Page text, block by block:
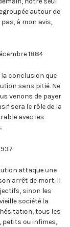
autour de
à mon avis,
1884
conclusion que
sans pitié. Ne
venons de payer
sera le rôle de la
avec les
attaque une
arrêt de mort. Il
sinon les
société la
tous les
petits ou infimes,